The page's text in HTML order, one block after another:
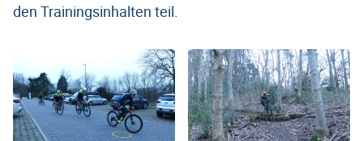
den Trainingsinhalten teil.